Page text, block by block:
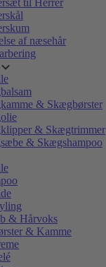
til Herrer
af næsehår
& Skægbørster
& Skægtrimmer
& Skægshampoo
& Hårvoks
& Kamme